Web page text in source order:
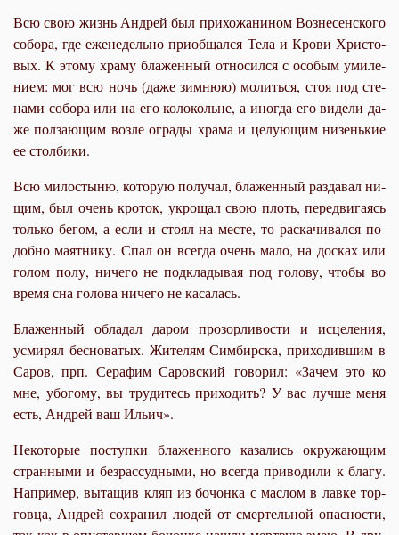
Всю свою жизнь Ан­дрей был при­хо­жа­ни­ном Воз­не­сен­ско­го
со­бо­ра, где еже­не­дель­но при­об­щал­ся Те­ла и Кро­ви Хри­сто­
вых. К это­му хра­му бла­жен­ный от­но­сил­ся с осо­бым уми­ле­
ни­ем: мог всю ночь (да­же зим­нюю) мо­лить­ся, стоя под сте­
на­ми со­бо­ра или на его ко­ло­кольне, а ино­гда его ви­де­ли да­
же пол­за­ю­щим воз­ле огра­ды хра­ма и це­лу­ю­щим ни­зень­кие
ее стол­би­ки.
Всю ми­ло­сты­ню, ко­то­рую по­лу­чал, бла­жен­ный раз­да­вал ни­
щим, был очень кро­ток, укро­щал свою плоть, пе­ре­дви­га­ясь
толь­ко бе­гом, а ес­ли и сто­ял на ме­сте, то рас­ка­чи­вал­ся по­
доб­но ма­ят­ни­ку. Спал он все­гда очень ма­ло, на дос­ках или
го­лом по­лу, ни­че­го не под­кла­ды­вая под го­ло­ву, чтобы во
вре­мя сна го­ло­ва ни­че­го не ка­са­лась.
Бла­жен­ный об­ла­дал да­ром про­зор­ли­во­сти и ис­це­ле­ния,
усми­рял бес­но­ва­тых. Жи­те­лям Сим­бир­ска, при­хо­див­шим в
Са­ров, прп. Се­ра­фим Са­ров­ский го­во­рил: «За­чем это ко
мне, убо­го­му, вы тру­ди­тесь при­хо­дить? У вас луч­ше ме­ня
есть, Ан­дрей ваш Ильич».
Неко­то­рые по­ступ­ки бла­жен­но­го ка­за­лись окру­жа­ю­щим
стран­ны­ми и без­рас­суд­ны­ми, но все­гда при­во­ди­ли к бла­гу.
На­при­мер, вы­та­щив кляп из бо­чон­ка с мас­лом в лав­ке тор­
гов­ца, Ан­дрей со­хра­нил лю­дей от смер­тель­ной опас­но­сти,